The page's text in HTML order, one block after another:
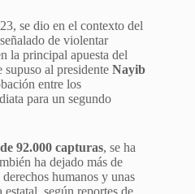
se dio en el contexto del
de violentar
la principal apuesta del
al presidente Nayib
entre los
para un segundo
92.000 capturas, se ha
ha dejado más de
humanos y unas